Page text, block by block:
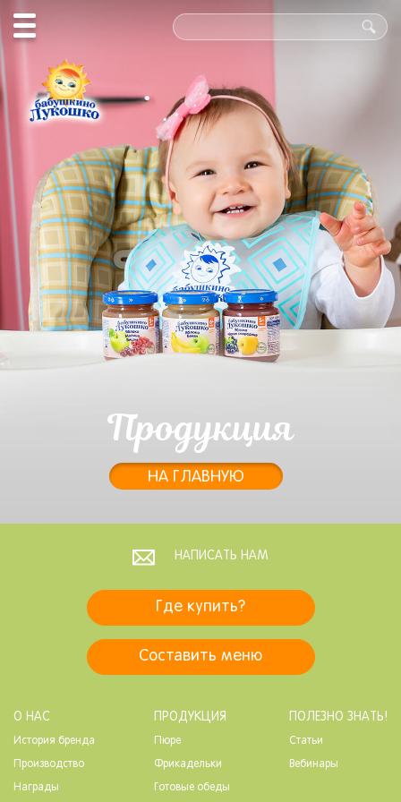
Польза
в каждой
ложке!
Продукция
НА ГЛАВНУЮ
Где купить?
Составить меню
НАПИСАТЬ НАМ
О НАС
История бренда
Производство
Награды
ПРОДУКЦИЯ
Пюре
Фрикадельки
Готовые обеды
ПОЛЕЗНО ЗНАТЬ!
Статьи
Вебинары